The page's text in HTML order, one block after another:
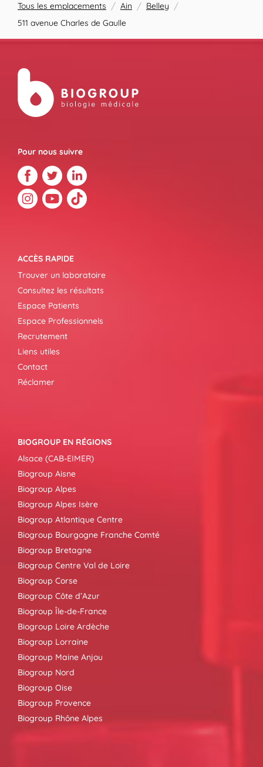
Tous les emplacements / Ain / Belley /
511 avenue Charles de Gaulle
Pour nous suivre
ACCÈS RAPIDE
Trouver un laboratoire
Consultez les résultats
Espace Patients
Espace Professionnels
Recrutement
Liens utiles
Contact
Réclamer
BIOGROUP EN RÉGIONS
Alsace (CAB-EIMER)
Biogroup Aisne
Biogroup Alpes
Biogroup Alpes Isère
Biogroup Atlantique Centre
Biogroup Bourgogne Franche Comté
Biogroup Bretagne
Biogroup Centre Val de Loire
Biogroup Corse
Biogroup Côte d’Azur
Biogroup Île-de-France
Biogroup Loire Ardèche
Biogroup Lorraine
Biogroup Maine Anjou
Biogroup Nord
Biogroup Oise
Biogroup Provence
Biogroup Rhône Alpes